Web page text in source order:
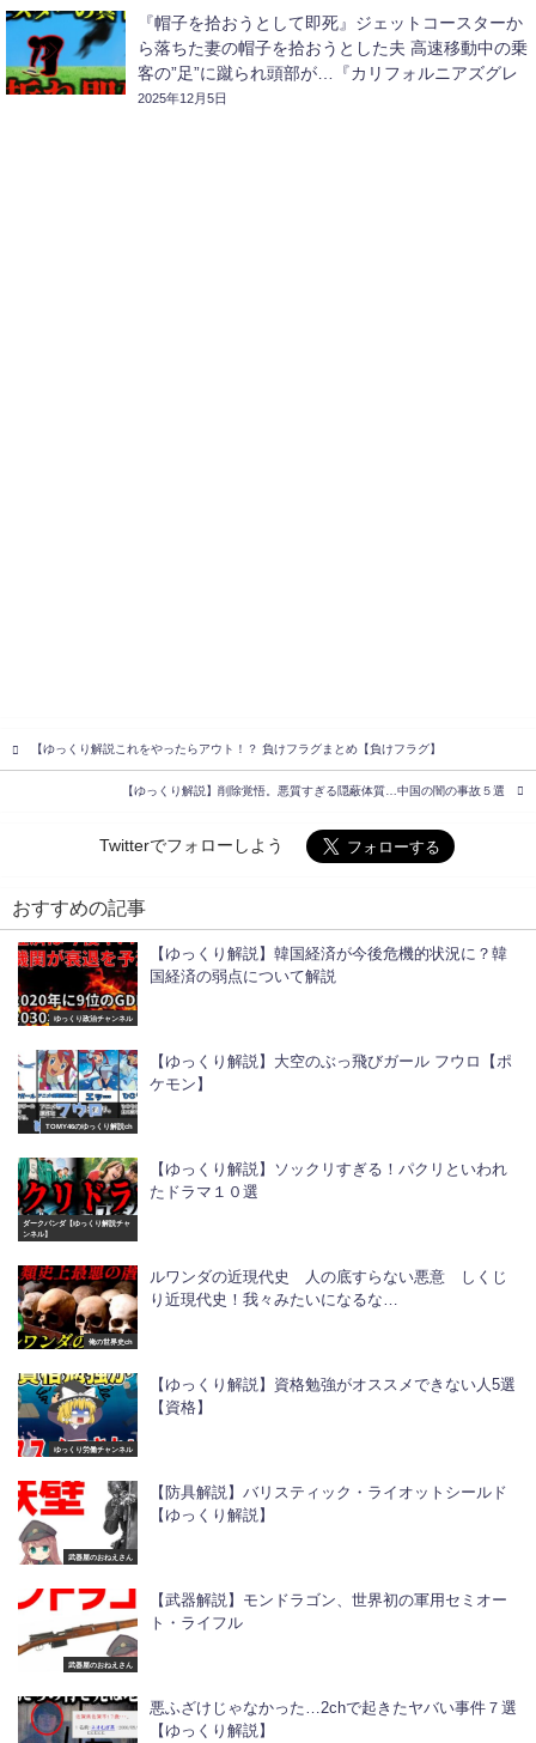
『帽子を拾おうとして即死』ジェットコースターか
ら落ちた妻の帽子を拾おうとした夫 高速移動中の乗
客の”足”に蹴られ頭部が…『カリフォルニアズグレ
ートアメリカコースター激突事故』【ゆっくり解
2025年12月5日
【ゆっくり解説これをやったらアウト！？ 負けフラグまとめ【負けフラグ】
【ゆっくり解説】削除覚悟。悪質すぎる隠蔽体質…中国の闇の事故５選
Twitterでフォローしよう
おすすめの記事
ゆっくり政治チャンネル
【ゆっくり解説】韓国経済が今後危機的状況に？韓
国経済の弱点について解説
TOMY46のゆっくり解説ch
【ゆっくり解説】大空のぶっ飛びガール フウロ【ポ
ケモン】
ダークパンダ【ゆっくり解説チャ
ンネル】
【ゆっくり解説】ソックリすぎる！パクリといわれ
たドラマ１０選
俺の世界史ch
ルワンダの近現代史 人の底すらない悪意 しくじ
り近現代史！我々みたいになるな…
ゆっくり労働チャンネル
【ゆっくり解説】資格勉強がオススメできない人5選
【資格】
武器屋のおねえさん
【防具解説】バリスティック・ライオットシールド
【ゆっくり解説】
武器屋のおねえさん
【武器解説】モンドラゴン、世界初の軍用セミオー
ト・ライフル
悪ふざけじゃなかった…2chで起きたヤバい事件７選
【ゆっくり解説】